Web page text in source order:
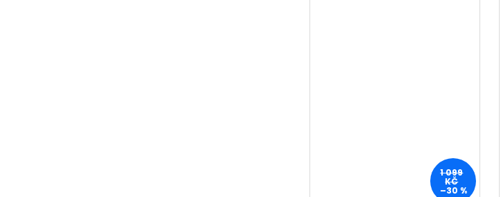
1 099
KČ
–30 %